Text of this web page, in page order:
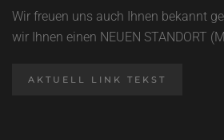
Wir freuen uns auch Ihnen bekannt
wir Ihnen einen NEUEN STANDORT
AKTUELL LINK TEKST